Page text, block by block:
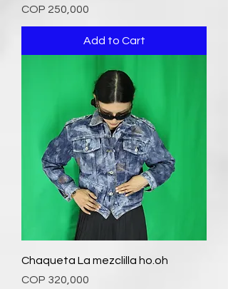
Price
COP 250,000
Add to Cart
Chaqueta La mezclilla ho.oh
Price
COP 320,000